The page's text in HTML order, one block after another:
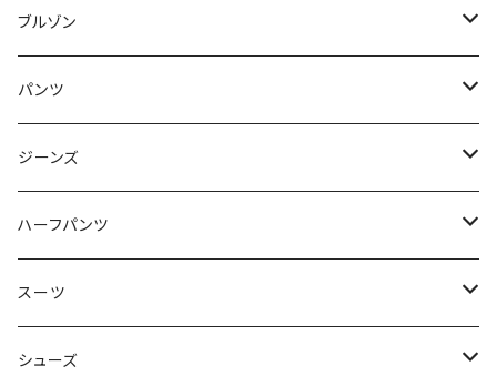
50/XL～
48/L
50/XL～
46/M
48/L
50/XL～
～44/S
46/M
48/L
50/XL～
ブルゾン
～44/S
46/M
48/L
50/XL～
パンツ
～44/S
46/M
48/L
50/XL～
ジーンズ
～44/S
46/M
48/L
ハーフパンツ
～44/S
46/M
スーツ
～44/S
シューズ